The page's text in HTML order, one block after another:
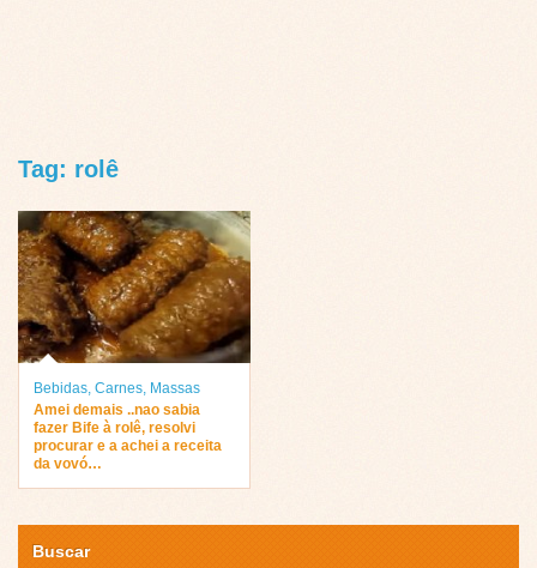
Tag: rolê
Bebidas Carnes Massas
Amei demais ..nao sabia
fazer Bife à rolê, resolvi
procurar e a achei a receita
da vovó…
Buscar